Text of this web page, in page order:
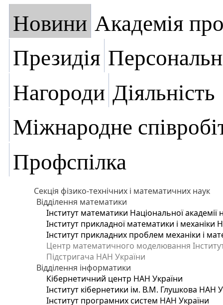
Новини Академія
Президія
Нагороди Діяльність
Міжнародне
Профспілка
Секція фізико-технічних і математичних наук
Відділення математики
Інститут математики Національної академії
Інститут прикладної математики і механіки
Інститут прикладних проблем механіки і
Центр математичного моделювання
Підстригача НАН України
Відділення інформатики
Кібернетичний центр НАН України
Інститут кібернетики ім. В.М. Глушкова НАН
Інститут програмних систем НАН України